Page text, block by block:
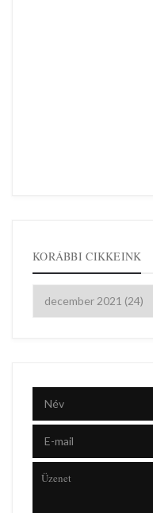
KORÁBBI CIKKEINK